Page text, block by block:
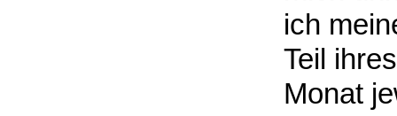
ich
Teil
Monat